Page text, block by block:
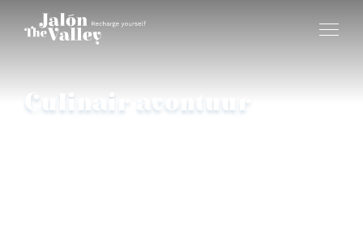
Culinair avontuur